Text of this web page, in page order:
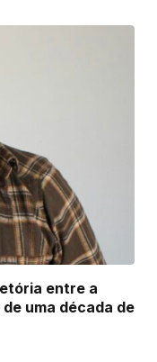
entre a
uma década de